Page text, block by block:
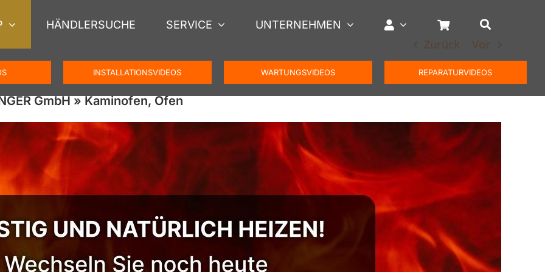
HÄNDLERSUCHE SERVICE UNTERNEHMEN
INSTALLATIONSVIDEOS WARTUNGSVIDEOS REPARATURVIDEOS
Zurück Vor
GmbH » Kaminofen, Ofen